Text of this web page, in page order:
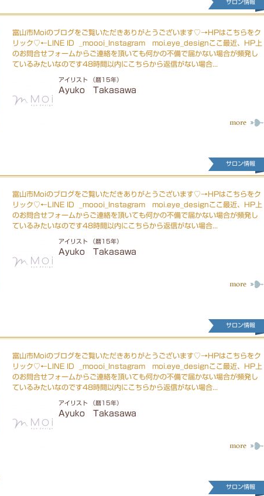
サロン情報
富山市Moiのブログをご覧いただきありがとうございます♡→HPはこちらをク
リック♡←LINE ID _moooi_Instagram moi.eye_designここ最近、HP上
のお問合せフォームからご連絡を頂いても何かの不備で届かない場合が頻発し
ているみたいなのです48時間以内にこちらから返信がない場合...
アイリスト （暦15年）
Ayuko Takasawa
サロン情報
富山市Moiのブログをご覧いただきありがとうございます♡→HPはこちらをク
リック♡←LINE ID _moooi_Instagram moi.eye_designここ最近、HP上
のお問合せフォームからご連絡を頂いても何かの不備で届かない場合が頻発し
ているみたいなのです48時間以内にこちらから返信がない場合...
アイリスト （暦15年）
Ayuko Takasawa
サロン情報
富山市Moiのブログをご覧いただきありがとうございます♡→HPはこちらをク
リック♡←LINE ID _moooi_Instagram moi.eye_designここ最近、HP上
のお問合せフォームからご連絡を頂いても何かの不備で届かない場合が頻発し
ているみたいなのです48時間以内にこちらから返信がない場合...
アイリスト （暦15年）
Ayuko Takasawa
サロン情報